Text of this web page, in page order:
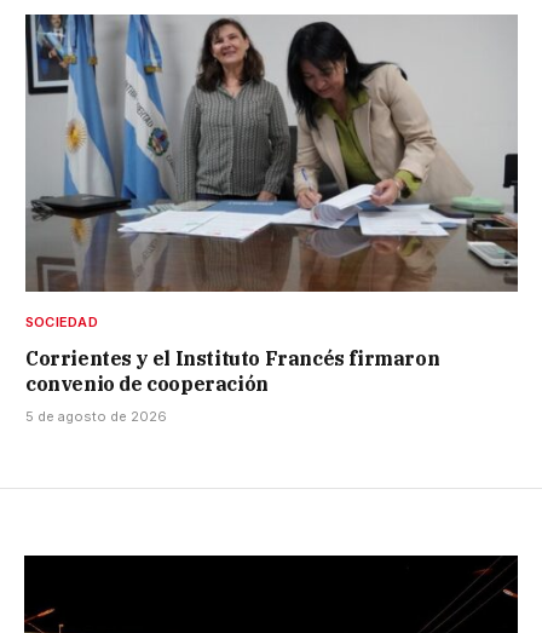
SOCIEDAD
Corrientes y el Instituto Francés firmaron
convenio de cooperación
5 de agosto de 2026